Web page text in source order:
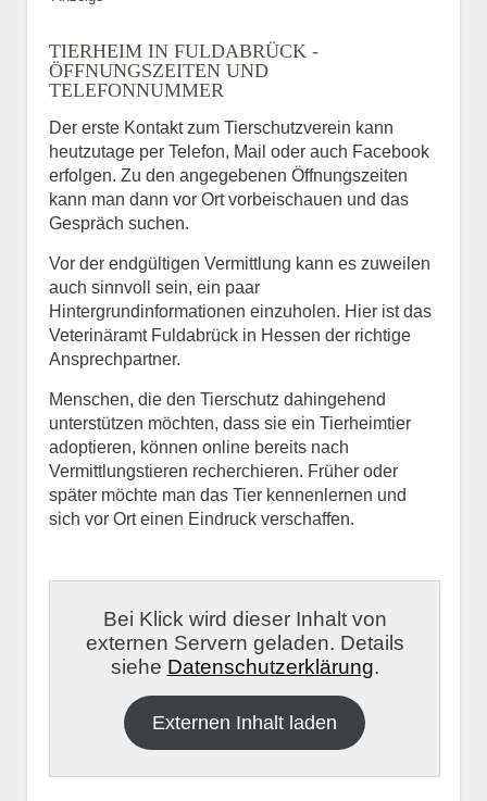
TIERHEIM IN FULDABRÜCK -
ÖFFNUNGSZEITEN UND
TELEFONNUMMER
Der erste Kontakt zum Tierschutzverein kann
heutzutage per Telefon, Mail oder auch Facebook
erfolgen. Zu den angegebenen Öffnungszeiten
kann man dann vor Ort vorbeischauen und das
Gespräch suchen.
Vor der endgültigen Vermittlung kann es zuweilen
auch sinnvoll sein, ein paar
Hintergrundinformationen einzuholen. Hier ist das
Veterinäramt Fuldabrück in Hessen der richtige
Ansprechpartner.
Menschen, die den Tierschutz dahingehend
unterstützen möchten, dass sie ein Tierheimtier
adoptieren, können online bereits nach
Vermittlungstieren recherchieren. Früher oder
später möchte man das Tier kennenlernen und
sich vor Ort einen Eindruck verschaffen.
Bei Klick wird dieser Inhalt von
externen Servern geladen. Details
siehe Datenschutzerklärung.
Externen Inhalt laden